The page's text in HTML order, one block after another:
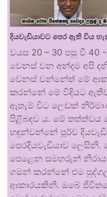
දියවැඩියාවට පෙර ඇති විය
වයස 20 – 30 පසු වී
වෙනස් වන අන්දම අපි
වෙනස් වන්නේත් මේ
කරන්නේ මේ විදියට
ඇතැම් විට ලෙඩක්
පිළිබඳව ය. මේ තත්ත්වය
හඳුන්වන්නේ පූර්ව
පෙරදියවැඩියාව ලෙසිනි.
පෙළෙන සමහරුන්
ගමන් කරන්නේ එම
ආකාරයකිනි. ඔබේ